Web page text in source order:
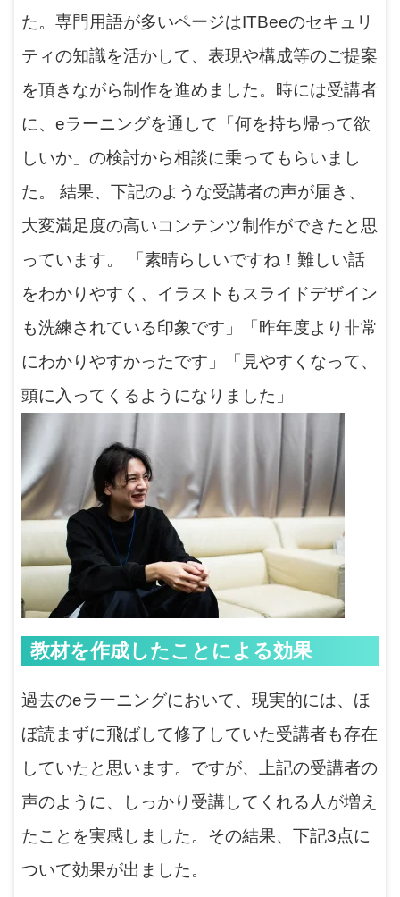
た。専門用語が多いページはITBeeのセキュリ
ティの知識を活かして、表現や構成等のご提案
を頂きながら制作を進めました。時には受講者
に、eラーニングを通して「何を持ち帰って欲
しいか」の検討から相談に乗ってもらいまし
た。 結果、下記のような受講者の声が届き、
大変満足度の高いコンテンツ制作ができたと思
っています。 「素晴らしいですね！難しい話
をわかりやすく、イラストもスライドデザイン
も洗練されている印象です」「昨年度より非常
にわかりやすかったです」「見やすくなって、
頭に入ってくるようになりました」
教材を作成したことによる効果
過去のeラーニングにおいて、現実的には、ほ
ぼ読まずに飛ばして修了していた受講者も存在
していたと思います。ですが、上記の受講者の
声のように、しっかり受講してくれる人が増え
たことを実感しました。その結果、下記3点に
ついて効果が出ました。